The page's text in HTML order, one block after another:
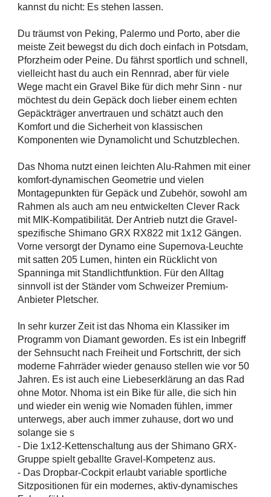
kannst du nicht: Es stehen lassen.
Du träumst von Peking, Palermo und Porto, aber die
meiste Zeit bewegst du dich doch einfach in Potsdam,
Pforzheim oder Peine. Du fährst sportlich und schnell,
vielleicht hast du auch ein Rennrad, aber für viele
Wege macht ein Gravel Bike für dich mehr Sinn - nur
möchtest du dein Gepäck doch lieber einem echten
Gepäckträger anvertrauen und schätzt auch den
Komfort und die Sicherheit von klassischen
Komponenten wie Dynamolicht und Schutzblechen.
Das Nhoma nutzt einen leichten Alu-Rahmen mit einer
komfort-dynamischen Geometrie und vielen
Montagepunkten für Gepäck und Zubehör, sowohl am
Rahmen als auch am neu entwickelten Clever Rack
mit MIK-Kompatibilität. Der Antrieb nutzt die Gravel-
spezifische Shimano GRX RX822 mit 1x12 Gängen.
Vorne versorgt der Dynamo eine Supernova-Leuchte
mit satten 205 Lumen, hinten ein Rücklicht von
Spanninga mit Standlichtfunktion. Für den Alltag
sinnvoll ist der Ständer vom Schweizer Premium-
Anbieter Pletscher.
In sehr kurzer Zeit ist das Nhoma ein Klassiker im
Programm von Diamant geworden. Es ist ein Inbegriff
der Sehnsucht nach Freiheit und Fortschritt, der sich
moderne Fahrräder wieder genauso stellen wie vor 50
Jahren. Es ist auch eine Liebeserklärung an das Rad
ohne Motor. Nhoma ist ein Bike für alle, die sich hin
und wieder ein wenig wie Nomaden fühlen, immer
unterwegs, aber auch immer zuhause, dort wo und
solange sie s
- Die 1x12-Kettenschaltung aus der Shimano GRX-
Gruppe spielt geballte Gravel-Kompetenz aus.
- Das Dropbar-Cockpit erlaubt variable sportliche
Sitzpositionen für ein modernes, aktiv-dynamisches